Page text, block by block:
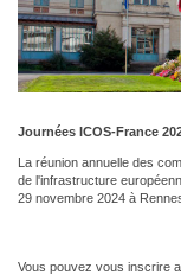
Journées ICOS-France
La réunion annuelle des
de l'infrastructure
29 novembre 2024 à
Vous pouvez vous inscrire